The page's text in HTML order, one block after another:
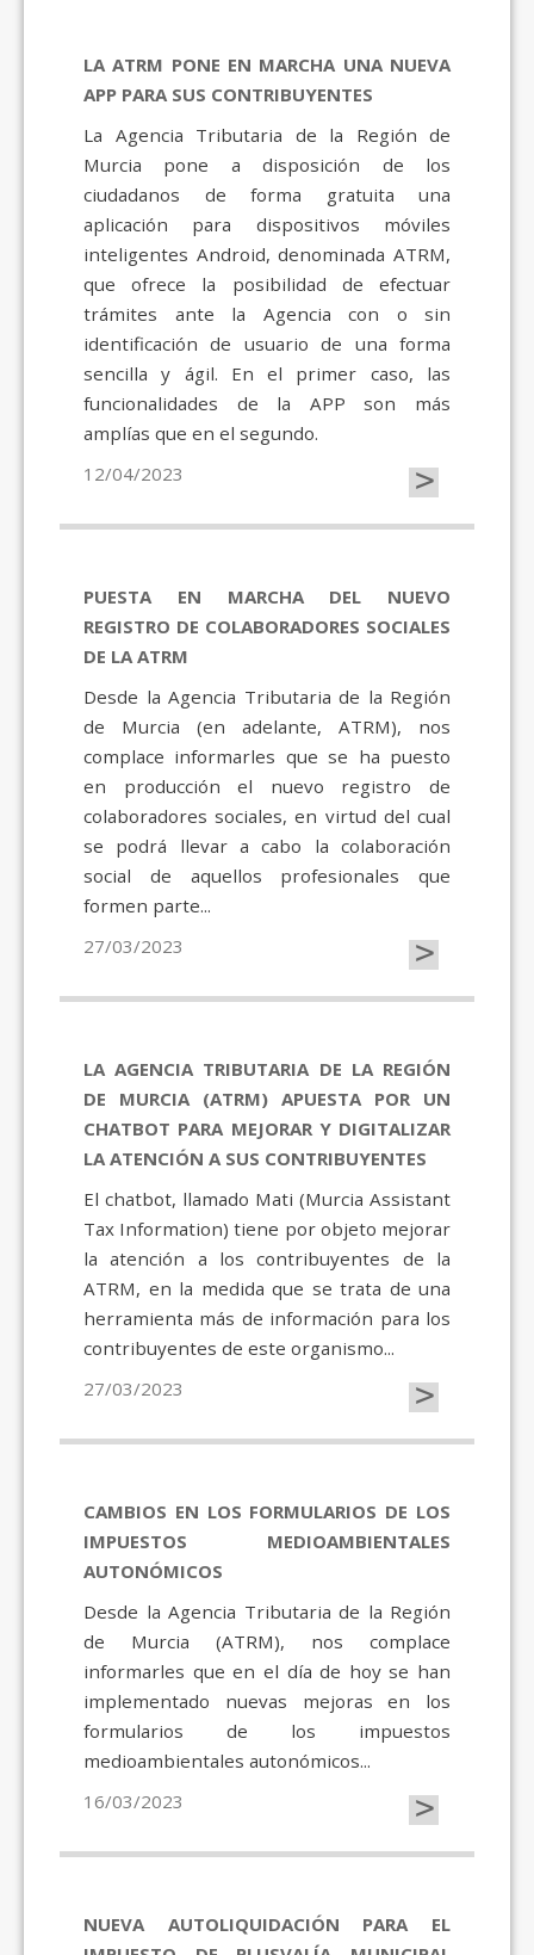
LA ATRM PONE EN MARCHA UNA NUEVA
APP PARA SUS CONTRIBUYENTES
La Agencia Tributaria de la Región de
Murcia pone a disposición de los
ciudadanos de forma gratuita una
aplicación para dispositivos móviles
inteligentes Android, denominada ATRM,
que ofrece la posibilidad de efectuar
trámites ante la Agencia con o sin
identificación de usuario de una forma
sencilla y ágil. En el primer caso, las
funcionalidades de la APP son más
amplías que en el segundo.
12/04/2023
>
PUESTA EN MARCHA DEL NUEVO
REGISTRO DE COLABORADORES SOCIALES
DE LA ATRM
Desde la Agencia Tributaria de la Región
de Murcia (en adelante, ATRM), nos
complace informarles que se ha puesto
en producción el nuevo registro de
colaboradores sociales, en virtud del cual
se podrá llevar a cabo la colaboración
social de aquellos profesionales que
formen parte...
27/03/2023
>
LA AGENCIA TRIBUTARIA DE LA REGIÓN
DE MURCIA (ATRM) APUESTA POR UN
CHATBOT PARA MEJORAR Y DIGITALIZAR
LA ATENCIÓN A SUS CONTRIBUYENTES
El chatbot, llamado Mati (Murcia Assistant
Tax Information) tiene por objeto mejorar
la atención a los contribuyentes de la
ATRM, en la medida que se trata de una
herramienta más de información para los
contribuyentes de este organismo...
27/03/2023
>
CAMBIOS EN LOS FORMULARIOS DE LOS
IMPUESTOS MEDIOAMBIENTALES
AUTONÓMICOS
Desde la Agencia Tributaria de la Región
de Murcia (ATRM), nos complace
informarles que en el día de hoy se han
implementado nuevas mejoras en los
formularios de los impuestos
medioambientales autonómicos...
16/03/2023
>
NUEVA AUTOLIQUIDACIÓN PARA EL